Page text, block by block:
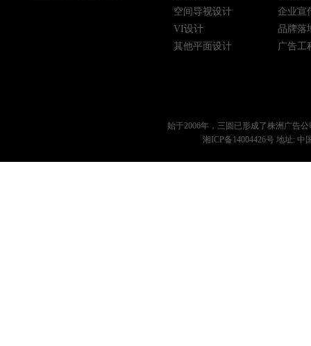
空间导视设计
VI设计
其他平面设计
企业宣
品牌落
广告工
始于2006年，三圆已形成了株洲广告公
湘ICP备14004426号 地址: 中